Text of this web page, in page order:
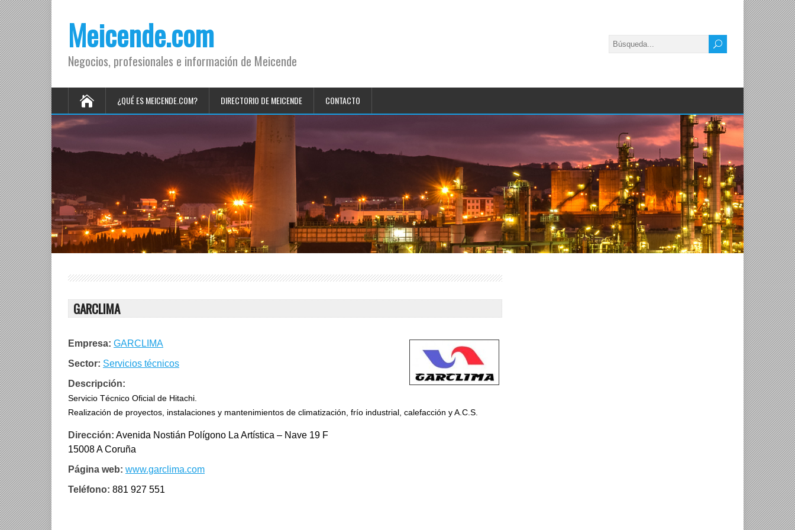
Meicende.com
Negocios, profesionales e información de Meicende
¿QUÉ ES MEICENDE.COM? DIRECTORIO DE MEICENDE CONTACTO
GARCLIMA
Empresa: GARCLIMA
Sector: Servicios técnicos
Descripción:
Servicio Técnico Oficial de Hitachi.
Realización de proyectos, instalaciones y mantenimientos de climatización, frío industrial, calefacción y A.C.S.
Dirección: Avenida Nostián Polígono La Artística – Nave 19 F
15008 A Coruña
Página web: www.garclima.com
Teléfono: 881 927 551